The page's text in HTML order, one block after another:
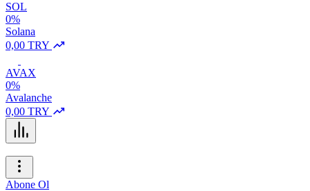
SOL
0%
Solana
0,00 TRY
AVAX
0%
Avalanche
0,00 TRY
Abone Ol